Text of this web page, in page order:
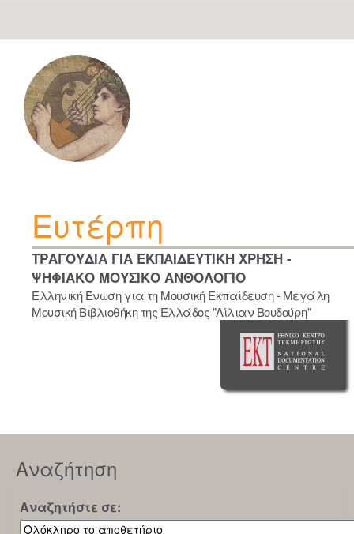
navigation
Ευτέρπη
ΤΡΑΓΟΥΔΙΑ ΓΙΑ ΕΚΠΑΙΔΕΥΤΙΚΗ ΧΡΗΣΗ -
ΨΗΦΙΑΚΟ ΜΟΥΣΙΚΟ ΑΝΘΟΛΟΓΙΟ
Ελληνική Ένωση για τη Μουσική Εκπαίδευση - Μεγάλη
Μουσική Βιβλιοθήκη της Ελλάδος "Λίλιαν Βουδούρη"
Αναζήτηση
Αναζητήστε σε: